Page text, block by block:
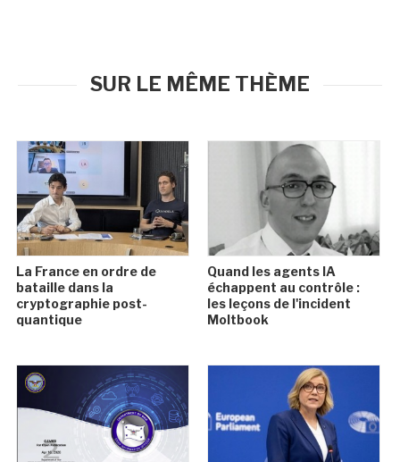
SUR LE MÊME THÈME
La France en ordre de
bataille dans la
cryptographie post-
quantique
Quand les agents IA
échappent au contrôle :
les leçons de l'incident
Moltbook